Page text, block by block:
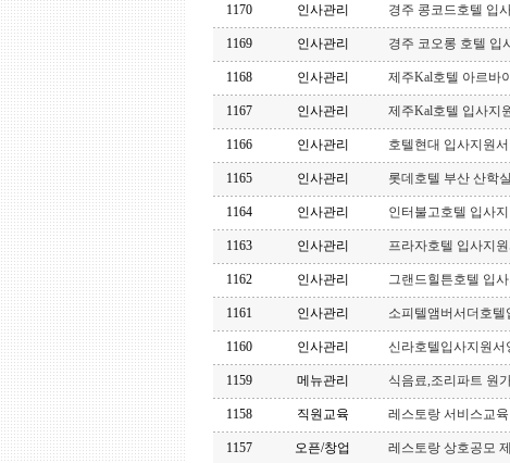
1170 인사관리 경주 콩코드호텔 입
1169 인사관리 경주 코오롱 호텔 입
1168 인사관리 제주Kal호텔 아르바
1167 인사관리 제주Kal호텔 입사지
1166 인사관리 호텔현대 입사지원서
1165 인사관리 롯데호텔 부산 산학
1164 인사관리 인터불고호텔 입사
1163 인사관리 프라자호텔 입사지
1162 인사관리 그랜드힐튼호텔 입
1161 인사관리 소피텔앰버서더호텔
1160 인사관리 신라호텔입사지원서
1159 메뉴관리 식음료,조리파트 원
1158 직원교육 레스토랑 서비스교
1157 오픈/창업 레스토랑 상호공모